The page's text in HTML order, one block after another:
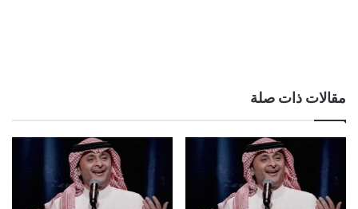
مقالات ذات صلة